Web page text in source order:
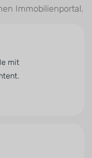
Präsenz weiter
Immobilienportal.
mit